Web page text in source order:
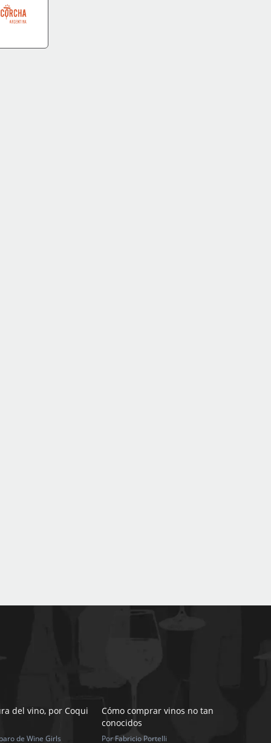
del vino, por Coqui
de Wine Girls
Cómo comprar vinos no tan
conocidos
Por Fabricio Portelli